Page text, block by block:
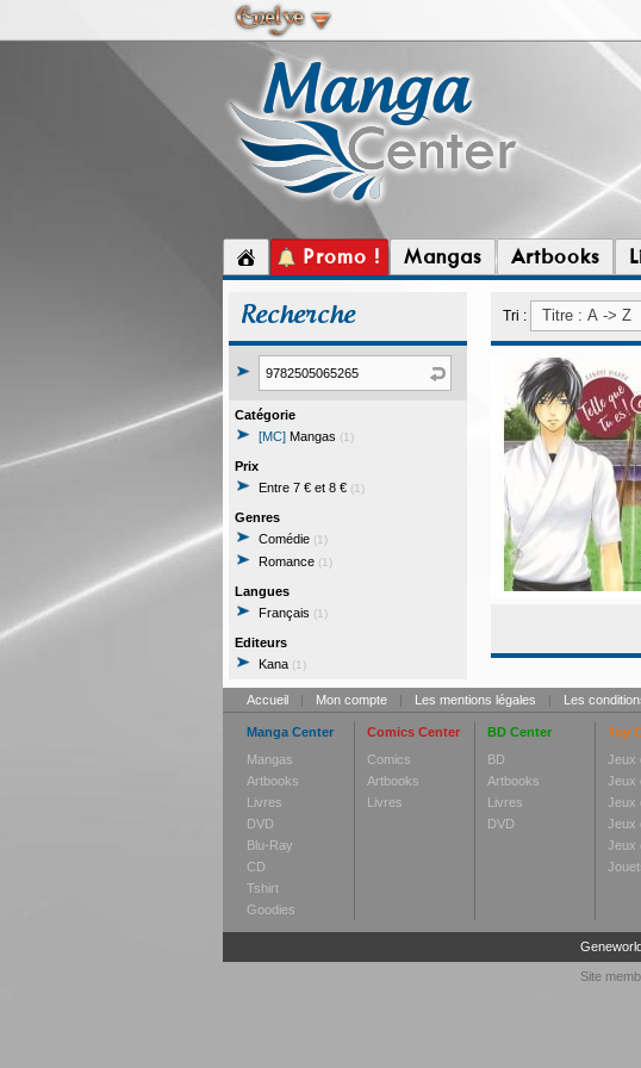
Promo ! Mangas Artbooks
Recherche
Catégorie
[MC] Mangas (1)
Prix
Entre 7 € et 8 € (1)
Genres
Comédie (1)
Romance (1)
Langues
Français (1)
Editeurs
Kana (1)
Tri :
Accueil | Mon compte | Les mentions légales | Les
Manga Center
Mangas
Artbooks
Livres
DVD
Blu-Ray
CD
Tshirt
Goodies
Comics Center
Comics
Artbooks
Livres
BD Center
BD
Artbooks
Livres
DVD
Toy
Jeux
Jeux
Jeux
Jeux
Jeux
Site